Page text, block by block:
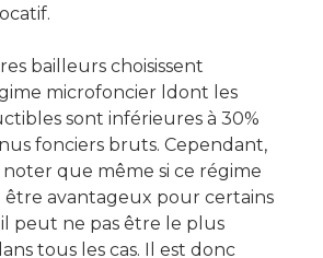
bailleurs choisissent
microfoncier ldont les
sont inférieures à 30%
fonciers bruts. Cependant,
que même si ce régime
avantageux pour certains
peut ne pas être le plus
tous les cas. Il est donc